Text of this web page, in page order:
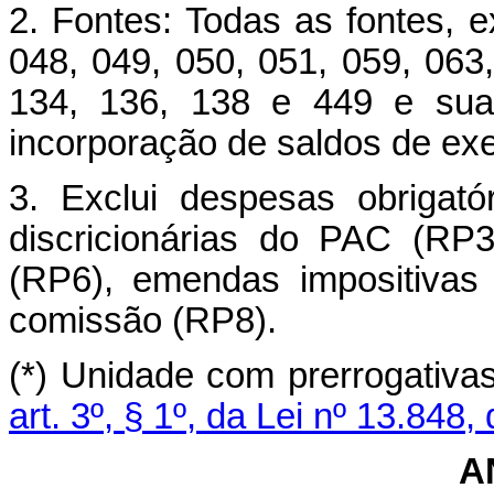
2. Fontes: Todas as fontes,
048, 049, 050, 051, 059,
134, 136, 138 e 449 e
incorporação de saldos de
3. Exclui despesas
discricionárias do PAC
(RP6), emendas
comissão (RP8).
(*) Unidade com
art. 3º, § 1º, da Lei nº